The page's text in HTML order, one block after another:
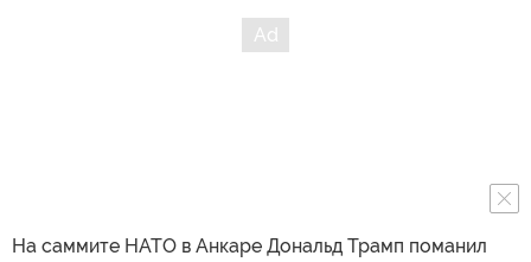
На саммите НАТО в Анкаре Дональд Трамп поманил